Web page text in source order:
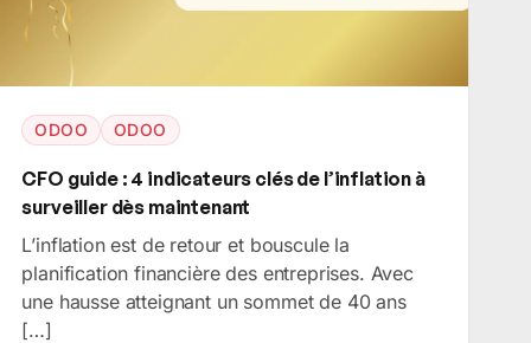
ODOO ODOO
CFO guide : 4 indicateurs clés de l’inflation à
surveiller dès maintenant
L’inflation est de retour et bouscule la
planification financière des entreprises. Avec
une hausse atteignant un sommet de 40 ans
[…]